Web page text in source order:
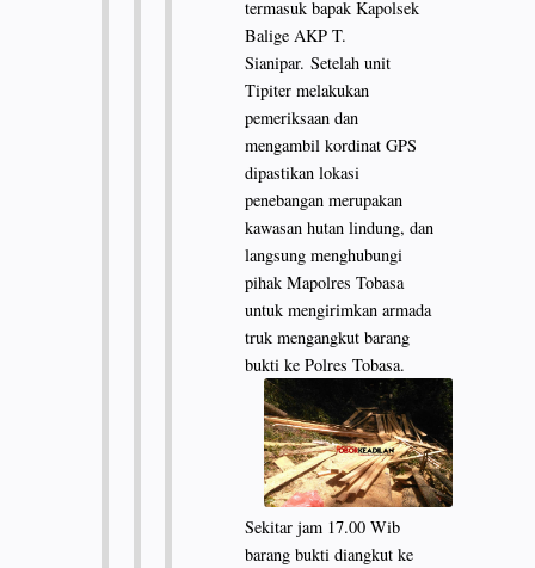
termasuk bapak Kapolsek
Balige AKP T.
Sianipar. Setelah unit
Tipiter melakukan
pemeriksaan dan
mengambil kordinat GPS
dipastikan lokasi
penebangan merupakan
kawasan hutan lindung, dan
langsung menghubungi
pihak Mapolres Tobasa
untuk mengirimkan armada
truk mengangkut barang
bukti ke Polres Tobasa.
Sekitar jam 17.00 Wib
barang bukti diangkut ke